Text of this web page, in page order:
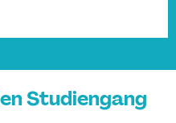
Studiengang